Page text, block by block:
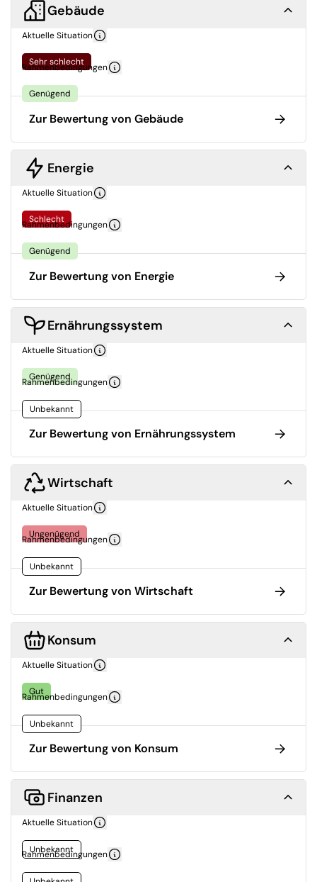
Gebäude
Aktuelle Situation
Sehr schlecht
Rahmenbedingungen
Genügend
Zur Bewertung von Gebäude
Energie
Aktuelle Situation
Schlecht
Rahmenbedingungen
Genügend
Zur Bewertung von Energie
Ernährungssystem
Aktuelle Situation
Genügend
Rahmenbedingungen
Unbekannt
Zur Bewertung von Ernährungssystem
Wirtschaft
Aktuelle Situation
Ungenügend
Rahmenbedingungen
Unbekannt
Zur Bewertung von Wirtschaft
Konsum
Aktuelle Situation
Gut
Rahmenbedingungen
Unbekannt
Zur Bewertung von Konsum
Finanzen
Aktuelle Situation
Unbekannt
Rahmenbedingungen